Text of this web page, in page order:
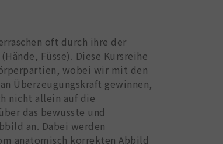
oft durch ihre der
Füsse). Diese Kursreihe
wobei wir mit den
Überzeugungskraft gewinnen,
nicht allein auf die
das bewusste und
an. Dabei werden
anatomisch korrekten Abbild